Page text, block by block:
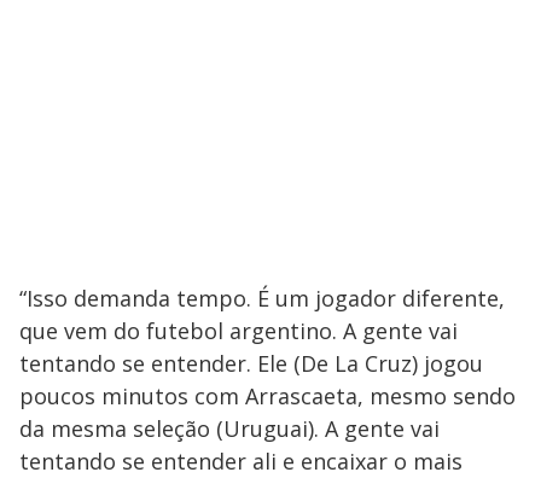
“Isso demanda tempo. É um jogador diferente,
que vem do futebol argentino. A gente vai
tentando se entender. Ele (De La Cruz) jogou
poucos minutos com Arrascaeta, mesmo sendo
da mesma seleção (Uruguai). A gente vai
tentando se entender ali e encaixar o mais